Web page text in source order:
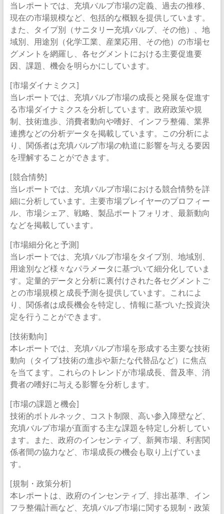
当レポートでは、充填バルブ市場の定義、過去の推移、
現在の市場規模など、包括的な概観を提供しています。
また、タイプ別（サニタリー充填バルブ、その他）、地
域別、用途別（化学工業、産業応用、その他）の市場セ
グメントを網羅し、各セグメントにおける主要促進要
因、課題、機会を明らかにしています。
[市場ダイナミクス]
当レポートでは、充填バルブ市場の成長と発展を促進す
る市場ダイナミクスを分析しています。政府政策や規
制、技術進歩、消費者動向や嗜好、インフラ整備、業界
連携などの分析データを掲載しています。この分析によ
り、関係者は充填バルブ市場の軌道に影響を与える要因
を理解することができます。
[競合情勢]
当レポートでは、充填バルブ市場における競合情勢を詳
細に分析しています。主要市場プレイヤーのプロフィー
ル、市場シェア、戦略、製品ポートフォリオ、最新動向
などを掲載しています。
[市場細分化と予測]
当レポートでは、充填バルブ市場をタイプ別、地域別、
用途別など様々なパラメータに基づいて細分化していま
す。定量的データと分析に裏付けされた各セグメントご
との市場規模と成長予測を提供しています。これによ
り、関係者は成長機会を特定し、情報に基づいた投資決
定を行うことができます。
[技術動向]
本レポートでは、充填バルブ市場を形成する主要な技術
動向（タイプ1技術の進歩や新たな代替品など）に焦点
を当てます。これらのトレンドが市場成長、普及率、消
費者の嗜好に与える影響を分析します。
[市場の課題と機会]
技術的ボトルネック、コスト制限、高い参入障壁など、
充填バルブ市場が直面する主な課題を特定し分析してい
ます。また、政府のインセンティブ、新興市場、利害関
係者間の協力など、市場成長の機会も取り上げていま
す。
[規制・政策分析]
本レポートは、政府のインセンティブ、排出基準、イン
フラ整備計画など、充填バルブ市場に関する規制・政策